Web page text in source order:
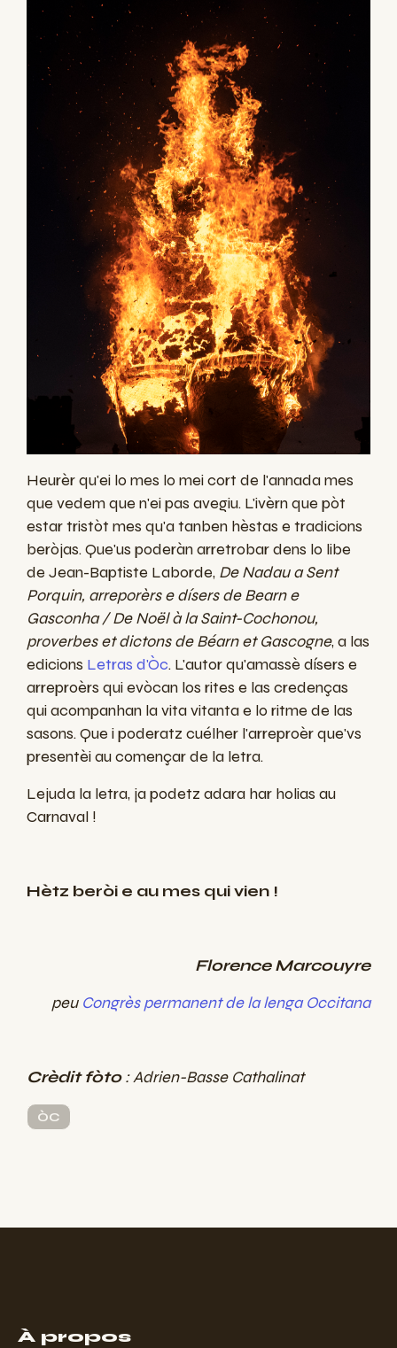
Heurèr qu'ei lo mes lo mei cort de l'annada mes
que vedem que n'ei pas avegiu. L'ivèrn que pòt
estar tristòt mes qu'a tanben hèstas e tradicions
beròjas. Que'us poderàn arretrobar dens lo libe
de Jean-Baptiste Laborde, De Nadau a Sent
Porquin, arreporèrs e dísers de Bearn e
Gasconha / De Noël à la Saint-Cochonou,
proverbes et dictons de Béarn et Gascogne, a las
edicions Letras d'Òc. L'autor qu'amassè dísers e
arreproèrs qui evòcan los rites e las credenças
qui acompanhan la vita vitanta e lo ritme de las
sasons. Que i poderatz cuélher l'arreproèr que'vs
presentèi au començar de la letra.
Lejuda la letra, ja podetz adara har holias au
Carnaval !
Hètz beròi e au mes qui vien !
Florence Marcouyre
peu Congrès permanent de la lenga Occitana
Crèdit fòto: Adrien-Basse Cathalinat
ÒC
À propos